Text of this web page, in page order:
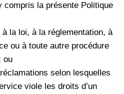
compris la présente Politique
la loi, à la réglementation, à
ou à toute autre procédure
ou
selon lesquelles
viole les droits d’un